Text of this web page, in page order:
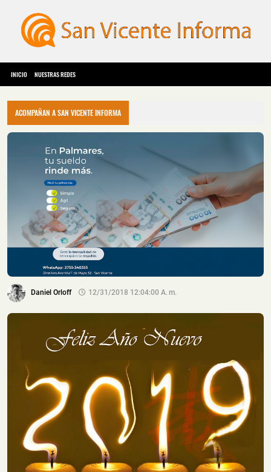
INICIO NUESTRAS REDES
ACOMPAÑAN A SAN VICENTE INFORMA
Daniel Orloff 12/31/2018 12:04:00 A. M.